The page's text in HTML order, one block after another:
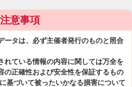
注意事項
ータは、必ず主催者発行のものと照合
れている情報の内容に関しては万全を
の正確性および安全性を保証するもの
基づいて被ったいかなる損害について